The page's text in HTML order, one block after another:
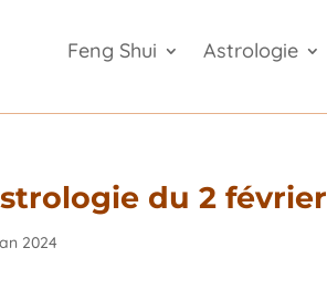
Feng Shui Astrologie
du 2 février
2024